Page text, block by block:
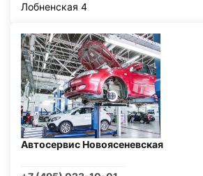
Лобненская 4
Автосервис Новоясеневская